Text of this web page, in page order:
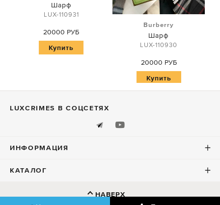
Шарф
LUX-110931
20000 РУБ
Купить
Burberry
Шарф
LUX-110930
20000 РУБ
Купить
LUXСRIMES В СОЦСЕТЯХ
ИНФОРМАЦИЯ
КАТАЛОГ
НАВЕРХ